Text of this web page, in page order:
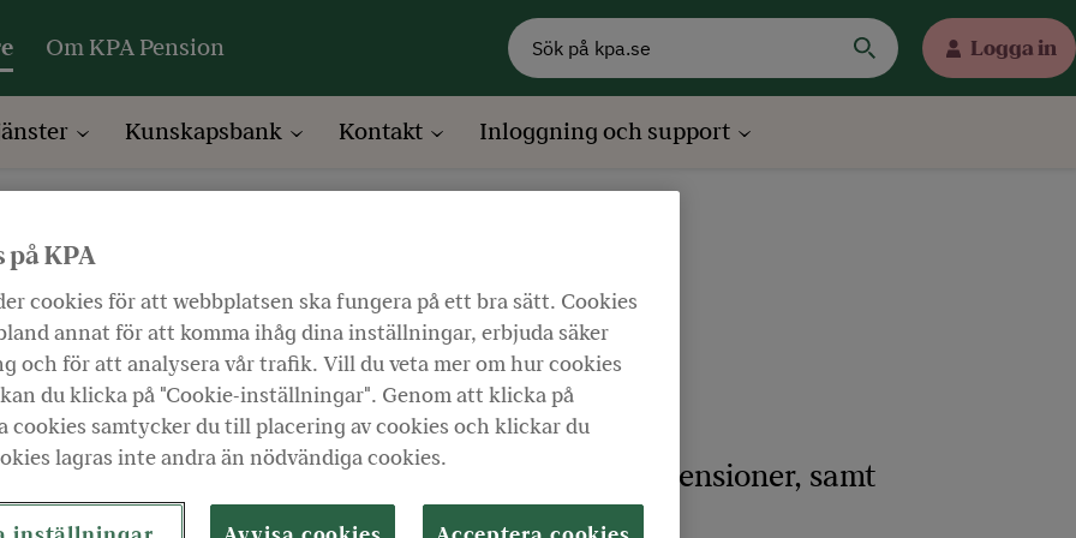
Om KPA Pension Logga in
Kunskapsbank Kontakt Inloggning och support
för chefer
Lyssna
som har behov av övergripande kunskap om pensioner, samt
pensioner i strategiskt syfte.
på KPA
cookies för att webbplatsen ska fungera på ett bra sätt. Cookies
annat för att komma ihåg dina inställningar, erbjuda säker
och för att analysera vår trafik. Vill du veta mer om hur cookies
du klicka på "Cookie-inställningar". Genom att klicka på
cookies samtycker du till placering av cookies och klickar du
lagras inte andra än nödvändiga cookies.